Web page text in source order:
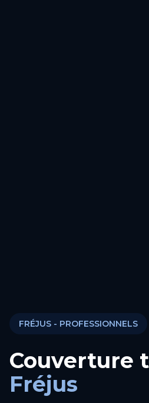
FRÉJUS - PROFESSIONNELS
Couverture
Fréjus